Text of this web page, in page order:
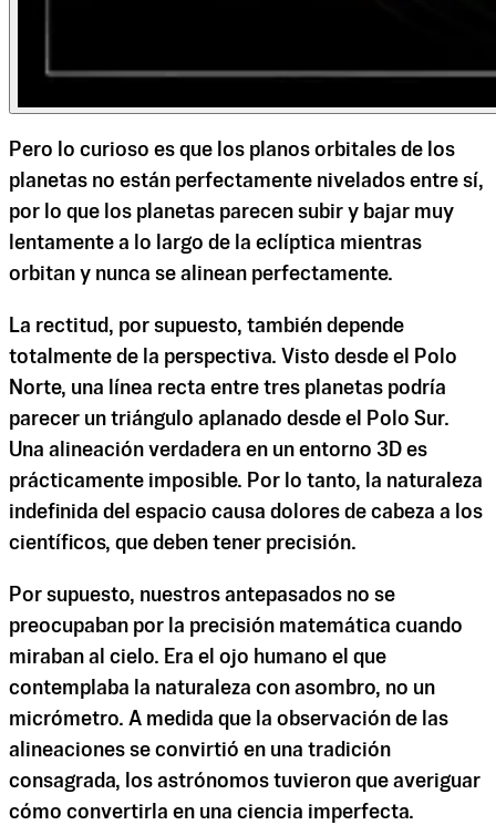
Pero lo curioso es que los planos orbitales de los
planetas no están perfectamente nivelados entre sí,
por lo que los planetas parecen subir y bajar muy
lentamente a lo largo de la eclíptica mientras
orbitan y nunca se alinean perfectamente.
La rectitud, por supuesto, también depende
totalmente de la perspectiva. Visto desde el Polo
Norte, una línea recta entre tres planetas podría
parecer un triángulo aplanado desde el Polo Sur.
Una alineación verdadera en un entorno 3D es
prácticamente imposible. Por lo tanto, la naturaleza
indefinida del espacio causa dolores de cabeza a los
científicos, que deben tener precisión.
Por supuesto, nuestros antepasados no se
preocupaban por la precisión matemática cuando
miraban al cielo. Era el ojo humano el que
contemplaba la naturaleza con asombro, no un
micrómetro. A medida que la observación de las
alineaciones se convirtió en una tradición
consagrada, los astrónomos tuvieron que averiguar
cómo convertirla en una ciencia imperfecta.